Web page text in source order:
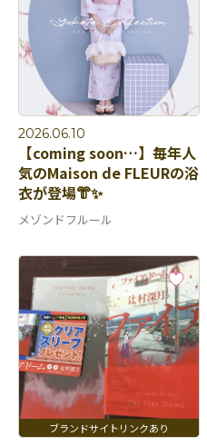
2026.06.10
【coming soon…】毎年人
気のMaison de FLEURの浴
衣が登場👘✨
メゾンドフルール